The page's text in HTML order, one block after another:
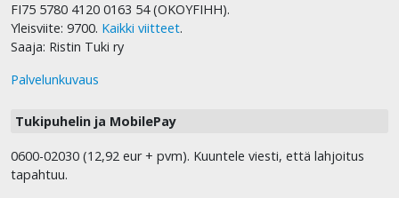
FI75 5780 4120 0163 54 (OKOYFIHH).
Yleisviite: 9700. Kaikki viitteet.
Saaja: Ristin Tuki ry
Palvelunkuvaus
Tukipuhelin ja MobilePay
0600-02030 (12,92 eur + pvm). Kuuntele viesti, että lahjoitus
tapahtuu.